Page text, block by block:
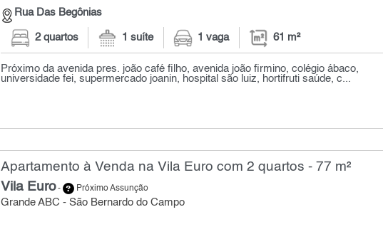
Rua Das Begônias
2 quartos 1 suíte 1 vaga 61 m²
Próximo da avenida pres. joão café filho, avenida joão firmino, colégio ábaco,
universidade fei, supermercado joanin, hospital são luiz, hortifruti saúde, c...
Apartamento à Venda na Vila Euro com 2 quartos - 77 m²
Vila Euro- Próximo Assunção
Grande ABC - São Bernardo do Campo